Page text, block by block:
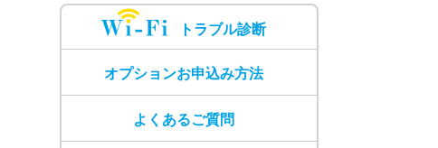
トラブル診断
オプションお申込み方法
よくあるご質問